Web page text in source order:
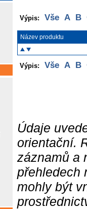
Výpis: Vše A B
Název produktu
Výpis: Vše A B
Údaje
orientační.
záznamů a
přehledech
mohly být